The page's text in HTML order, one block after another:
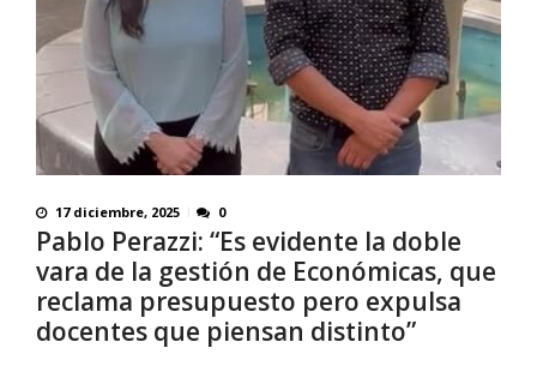
17 diciembre, 2025 0
Pablo Perazzi: “Es evidente la doble
vara de la gestión de Económicas, que
reclama presupuesto pero expulsa
docentes que piensan distinto”